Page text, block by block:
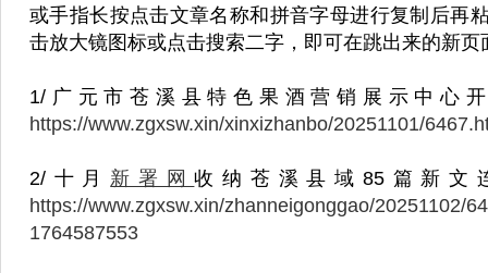
或手指长按点击文章名称和拼音字母进行复制后再
击放大镜图标或点击搜索二字，即可在跳出来的新
1/广元市苍溪县特色果酒营销展示中心
https://www.zgxsw.xin/xinxizhanbo/20251101/
2/十月 新署网收纳苍溪县域85篇新文
https://www.zgxsw.xin/zhanneigonggao/20251102/
1764587553